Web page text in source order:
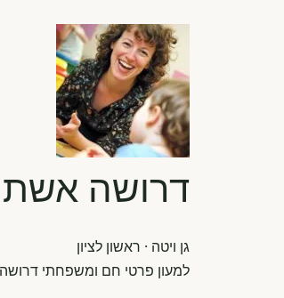
דרושה אשת
גן ויטה · ראשון לציון
למעון פרטי חם ומשפחתי